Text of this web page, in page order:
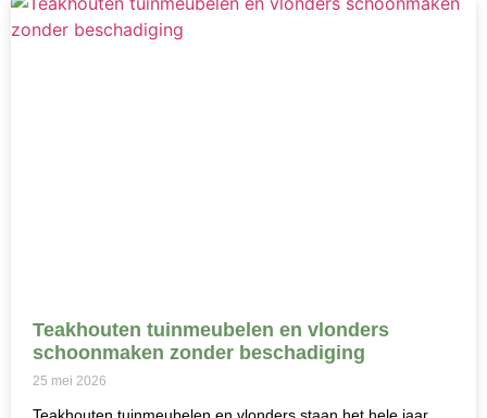
Teakhouten tuinmeubelen en vlonders
schoonmaken zonder beschadiging
25 mei 2026